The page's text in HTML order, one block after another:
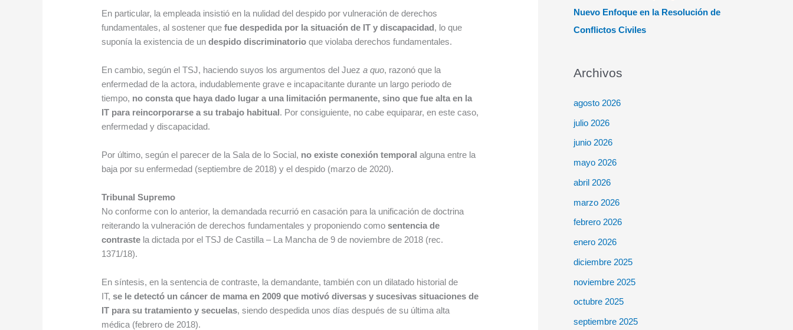
En particular, la empleada insistió en la nulidad del despido por vulneración de derechos
fundamentales, al sostener quefue despedida por la situación de IT y discapacidad, lo que
suponía la existencia de undespido discriminatorio que violaba derechos fundamentales.
En cambio, según el TSJ, haciendo suyos los argumentos del Jueza quo, razonó que la
enfermedad de la actora, indudablemente grave e incapacitante durante un largo periodo de
tiempo, no consta que haya dado lugar a una limitación permanente, sino que fue alta en la
IT para reincorporarse a su trabajo habitual. Por consiguiente, no cabe equiparar, en este caso,
enfermedad y discapacidad.
Por último, según el parecer de la Sala de lo Social, no existe conexión temporal alguna entre la
baja por su enfermedad (septiembre de 2018) y el despido (marzo de 2020).
Tribunal Supremo
No conforme con lo anterior, la demandada recurrió en casación para la unificación de doctrina
reiterando la vulneración de derechos fundamentales y proponiendo comosentencia de
contraste la dictada por el TSJ de Castilla – La Mancha de 9 de noviembre de 2018 (rec.
1371/18).
En síntesis, en la sentencia de contraste, la demandante, también con un dilatado historial de
IT,se le detectó un cáncer de mama en 2009 que motivó diversas y sucesivas situaciones de
IT para su tratamiento y secuelas, siendo despedida unos días después de su última alta
médica (febrero de 2018).
Nuevo Enfoque en la Resolución de
Conflictos Civiles
Archivos
agosto 2026
julio 2026
junio 2026
mayo 2026
abril 2026
marzo 2026
febrero 2026
enero 2026
diciembre 2025
noviembre 2025
octubre 2025
septiembre 2025